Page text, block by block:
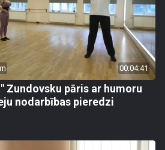
00:04:41
Zundovsku pāris ar humoru
nodarbības pieredzi